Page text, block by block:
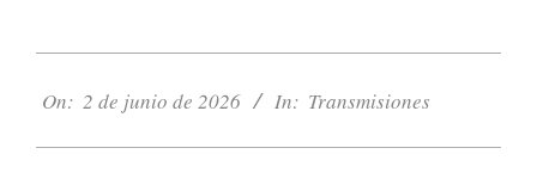
06-
On: 2 de junio de 2026 In: Transmisiones